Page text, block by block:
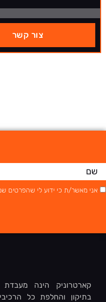
צור קשר
אני מאשר/ת כי ידוע לי שהפרטים שמסרתי
קארטרוניק הינה
בתיקון והחלפת כל